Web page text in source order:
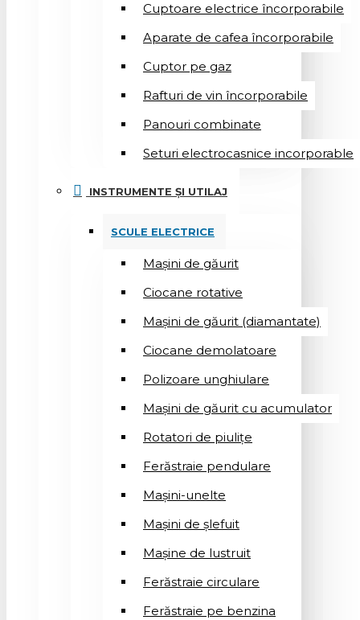
Cuptoare electrice încorporabile
Aparate de cafea încorporabile
Cuptor pe gaz
Rafturi de vin încorporabile
Panouri combinate
Seturi electrocasnice incorporable
INSTRUMENTE ȘI UTILAJ
SCULE ELECTRICE
Mașini de găurit
Ciocane rotative
Mașini de găurit (diamantate)
Ciocane demolatoare
Polizoare unghiulare
Mașini de găurit cu acumulator
Rotatori de piuliţe
Ferăstraie pendulare
Mașini-unelte
Mașini de șlefuit
Mașinе de lustruit
Ferăstraie circulare
Ferăstraie pe benzina